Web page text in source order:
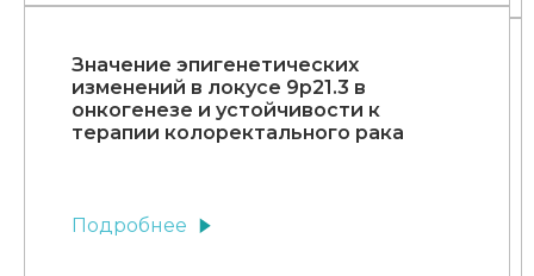
Значение эпигенетических
изменений в локусе 9р21.3 в
онкогенезе и устойчивости к
терапии колоректального рака
Подробнее